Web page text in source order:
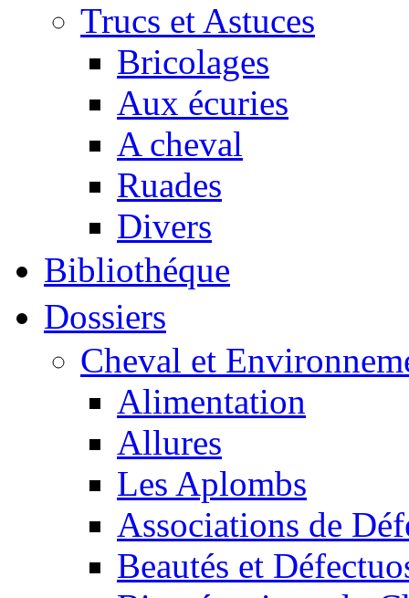
Trucs et Astuces
Bricolages
Aux écuries
A cheval
Ruades
Divers
Bibliothéque
Dossiers
Cheval et
Alimentation
Allures
Les Aplombs
Associations de
Beautés et